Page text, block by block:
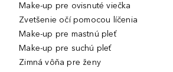
Make-up pre ovisnuté viečka
Zvetšenie očí pomocou líčenia
Make-up pre mastnú pleť
Make-up pre suchú pleť
Zimná vôňa pre ženy